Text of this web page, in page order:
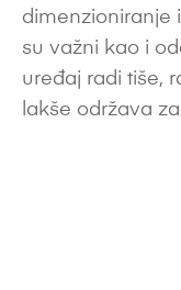
dimenzioniranje
su važni kao i
uređaj radi tiše,
lakše održava